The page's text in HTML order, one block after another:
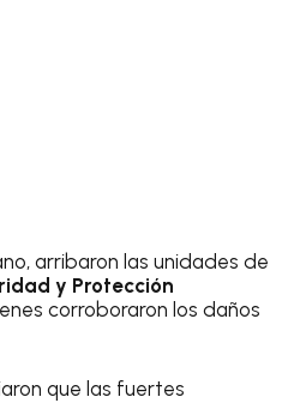
arribaron las unidades de
y Protección
corroboraron los daños
que las fuertes